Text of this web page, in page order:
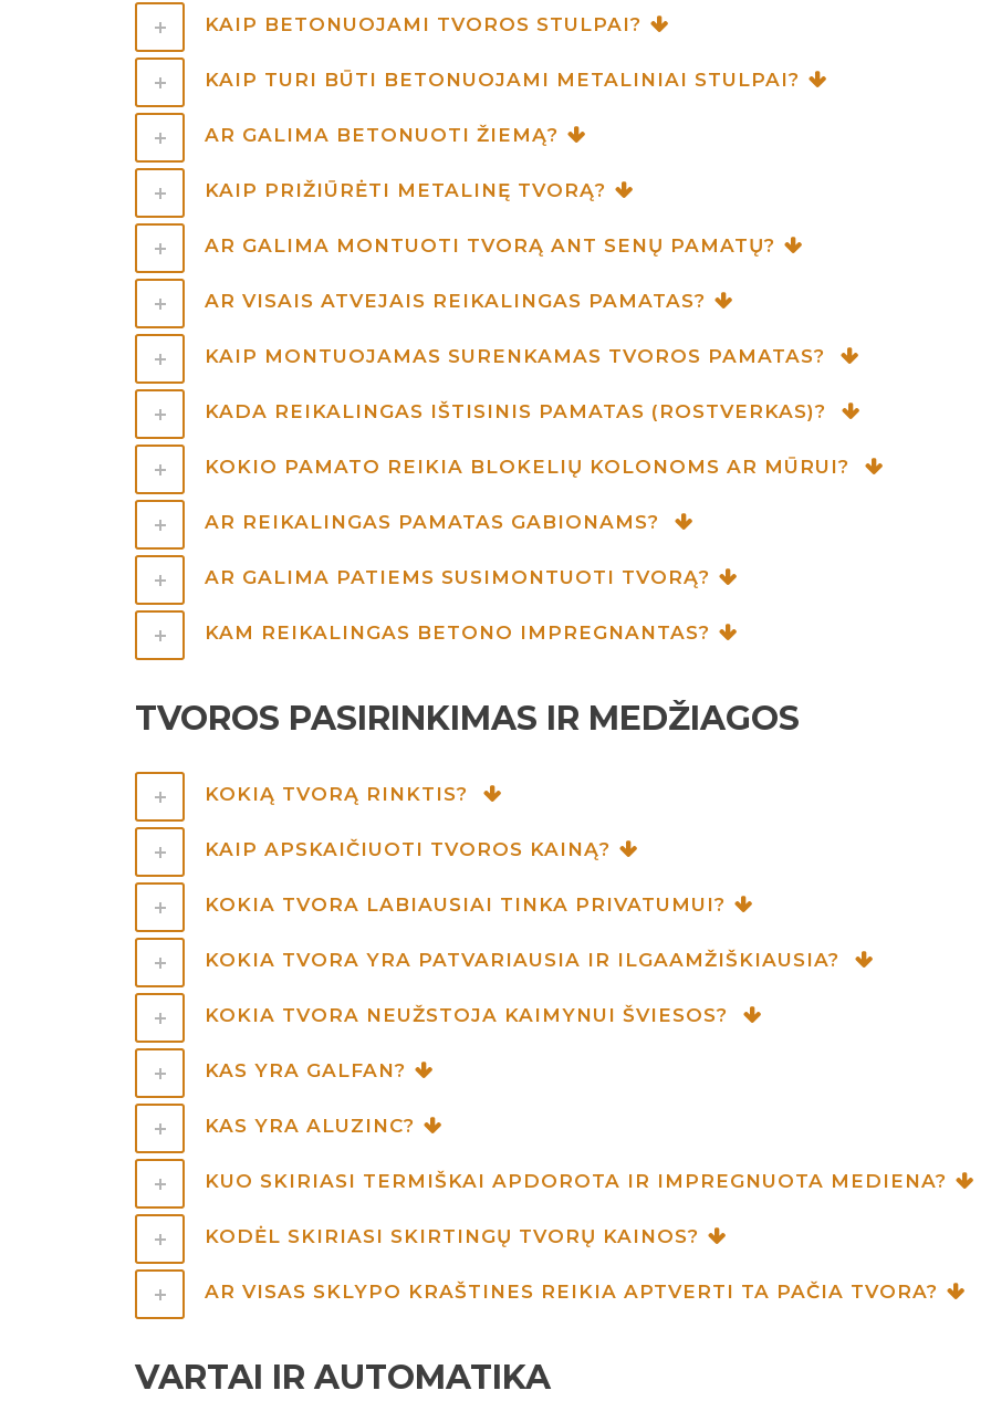
KAIP BETONUOJAMI TVOROS STULPAI?
KAIP TURI BŪTI BETONUOJAMI METALINIAI STULPAI?
AR GALIMA BETONUOTI ŽIEMĄ?
KAIP PRIŽIŪRĖTI METALINĘ TVORĄ?
AR GALIMA MONTUOTI TVORĄ ANT SENŲ PAMATŲ?
AR VISAIS ATVEJAIS REIKALINGAS PAMATAS?
KAIP MONTUOJAMAS SURENKAMAS TVOROS PAMATAS?
KADA REIKALINGAS IŠTISINIS PAMATAS (ROSTVERKAS)?
KOKIO PAMATO REIKIA BLOKELIŲ KOLONOMS AR MŪRUI?
AR REIKALINGAS PAMATAS GABIONAMS?
AR GALIMA PATIEMS SUSIMONTUOTI TVORĄ?
KAM REIKALINGAS BETONO IMPREGNANTAS?
TVOROS PASIRINKIMAS IR MEDŽIAGOS
KOKIĄ TVORĄ RINKTIS?
KAIP APSKAIČIUOTI TVOROS KAINĄ?
KOKIA TVORA LABIAUSIAI TINKA PRIVATUMUI?
KOKIA TVORA YRA PATVARIAUSIA IR ILGAAMŽIŠKIAUSIA?
KOKIA TVORA NEUŽSTOJA KAIMYNUI ŠVIESOS?
KAS YRA GALFAN?
KAS YRA ALUZINC?
KUO SKIRIASI TERMIŠKAI APDOROTA IR IMPREGNUOTA MEDIENA?
KODĖL SKIRIASI SKIRTINGŲ TVORŲ KAINOS?
AR VISAS SKLYPO KRAŠTINES REIKIA APTVERTI TA PAČIA TVORA?
VARTAI IR AUTOMATIKA